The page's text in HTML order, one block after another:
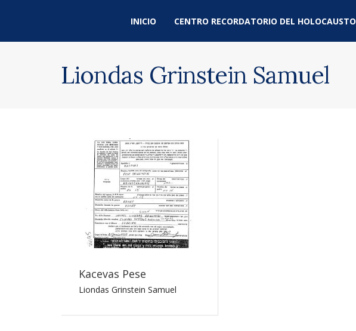
INICIO CENTRO RECORDATORIO DEL HOLOCAUSTO
Liondas Grinstein Samuel
Kacevas Pese
Liondas Grinstein Samuel